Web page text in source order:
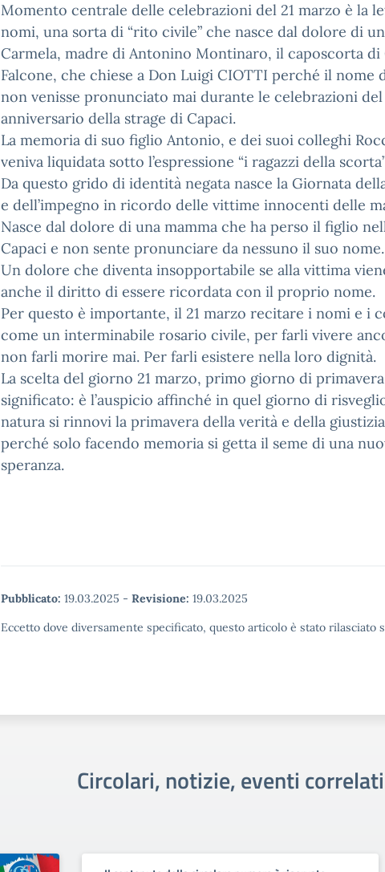
Momento centrale delle celebrazioni del 21 marzo è la
nomi, una sorta di “rito civile” che nasce dal dolore di
Carmela, madre di Antonino Montinaro, il caposcorta di
Falcone, che chiese a Don Luigi CIOTTI perché il nome
non venisse pronunciato mai durante le celebrazioni
anniversario della strage di Capaci.
La memoria di suo figlio Antonio, e dei suoi colleghi
veniva liquidata sotto l’espressione “i ragazzi della
Da questo grido di identità negata nasce la Giornata
e dell’impegno in ricordo delle vittime innocenti delle
Nasce dal dolore di una mamma che ha perso il figlio
Capaci e non sente pronunciare da nessuno il suo
Un dolore che diventa insopportabile se alla vittima
anche il diritto di essere ricordata con il proprio nome.
Per questo è importante, il 21 marzo recitare i nomi e i
come un interminabile rosario civile, per farli vivere
non farli morire mai. Per farli esistere nella loro dignità.
La scelta del giorno 21 marzo, primo giorno di
significato: è l’auspicio affinché in quel giorno di
natura si rinnovi la primavera della verità e della
perché solo facendo memoria si getta il seme di una
speranza.
Pubblicato: 19.03.2025 - Revisione: 19.03.2025
Eccetto dove diversamente specificato, questo articolo è stato
Circolari, notizie, eventi correlati